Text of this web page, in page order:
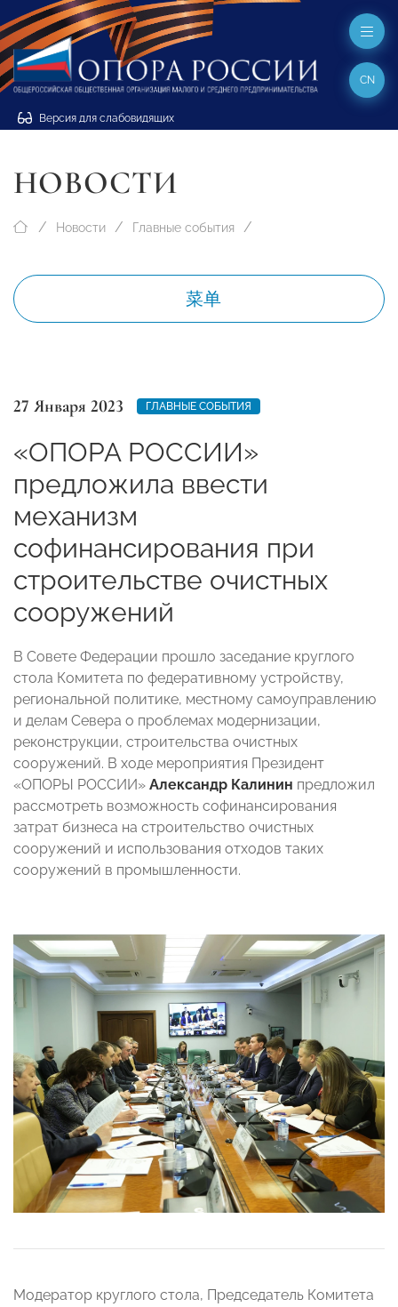
Версия для слабовидящих
CN
НОВОСТИ
Новости Главные события
菜单
27 Января 2023 ГЛАВНЫЕ СОБЫТИЯ
«ОПОРА РОССИИ»
предложила ввести
механизм
софинансирования при
строительстве очистных
сооружений
В Совете Федерации прошло заседание круглого
стола Комитета по федеративному устройству,
региональной политике, местному самоуправлению
и делам Севера о проблемах модернизации,
реконструкции, строительства очистных
сооружений. В ходе мероприятия Президент
«ОПОРЫ РОССИИ» Александр Калинин предложил
рассмотреть возможность софинансирования
затрат бизнеса на строительство очистных
сооружений и использования отходов таких
сооружений в промышленности.
Модератор круглого стола, Председатель Комитета